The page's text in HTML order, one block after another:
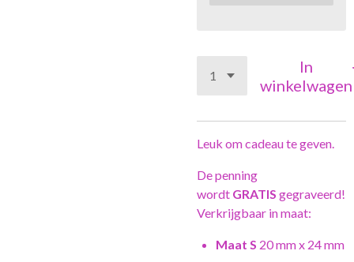
In
winkelwagen
Leuk om cadeau te geven.
De penning
wordt GRATIS gegraveerd!
Verkrijgbaar in maat:
Maat S 20 mm x 24 mm